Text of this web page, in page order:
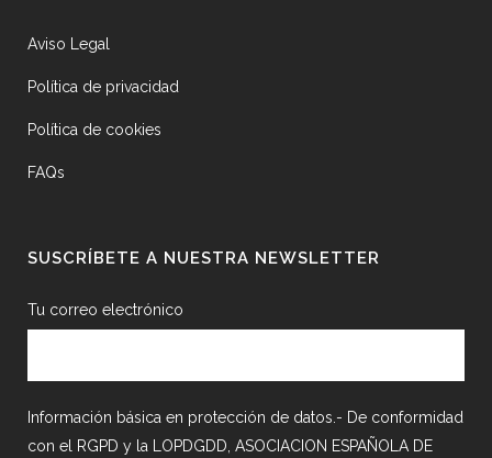
Aviso Legal
Política de privacidad
Política de cookies
FAQs
SUSCRÍBETE A NUESTRA NEWSLETTER
Tu correo electrónico
Información básica en protección de datos.- De conformidad
con el RGPD y la LOPDGDD, ASOCIACION ESPAÑOLA DE